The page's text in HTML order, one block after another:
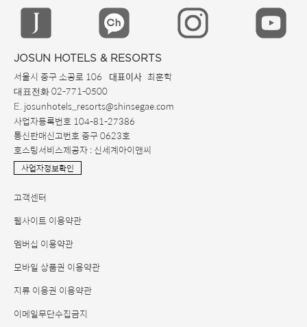
JOSUN HOTELS & RESORTS
서울시 중구 소공로 106 대표이사 최훈학
대표전화 02-771-0500
E. josunhotels_resorts@shinsegae.com
사업자등록번호 104-81-27386
통신판매신고번호 중구 0623호
호스팅서비스제공자 : 신세계아이앤씨
사업자정보확인
고객센터
웹사이트 이용약관
멤버십 이용약관
모바일 상품권 이용약관
지류 이용권 이용약관
이메일무단수집금지